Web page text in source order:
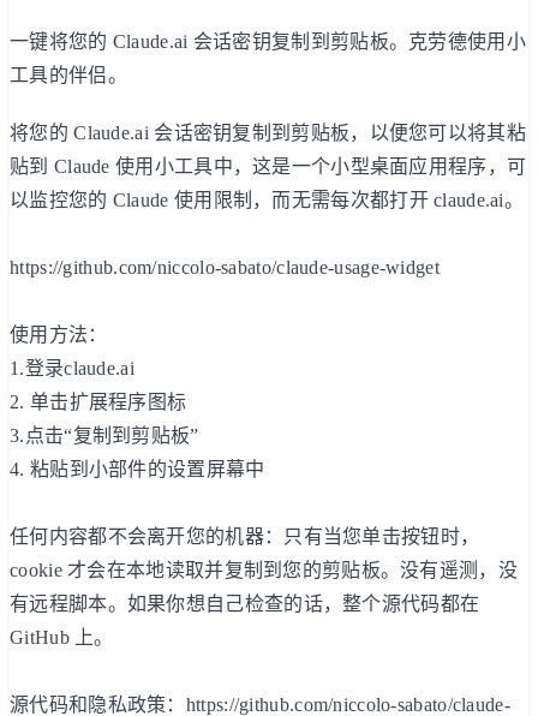
一键将您的 Claude.ai 会话密钥复制到剪贴板。克劳德使用小
工具的伴侣。
将您的 Claude.ai 会话密钥复制到剪贴板，以便您可以将其粘
贴到 Claude 使用小工具中，这是一个小型桌面应用程序，可
以监控您的 Claude 使用限制，而无需每次都打开 claude.ai。
https://github.com/niccolo-sabato/claude-usage-widget
使用方法：
1.登录claude.ai
2. 单击扩展程序图标
3.点击“复制到剪贴板”
4. 粘贴​​到小部件的设置屏幕中
任何内容都不会离开您的机器：只有当您单击按钮时，
cookie 才会在本地读取并复制到您的剪贴板。没有遥测，没
有远程脚本。如果你想自己检查的话，整个源代码都在
GitHub 上。
源代码和隐私政策：https://github.com/niccolo-sabato/claude-